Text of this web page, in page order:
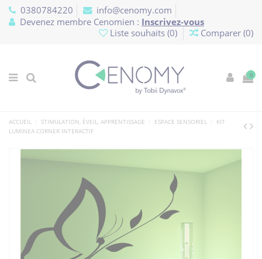
0380784220
info@cenomy.com
Devenez membre Cenomien : Inscrivez-vous
Liste souhaits (0) Comparer (0)
0
ACCUEIL STIMULATION, ÉVEIL, APPRENTISSAGE ESPACE SENSORIEL
KIT
LUMINEA CORNER INTERACTIF
Panneau de gestion des cookies